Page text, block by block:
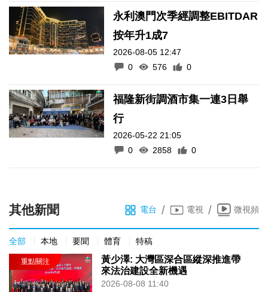
永利澳門次季經調整EBITDAR
按年升1成7
2026-08-05 12:47
0
576 0
福隆新街調酒市集一連3日舉
行
2026-05-22 21:05
0
2858 0
其他新聞 電台 / 電視 / 微視頻
全部 本地 要聞 體育 特稿
黃少澤: 大灣區深合區縱深推進帶
來法治建設全新機遇
2026-08-08 11:40